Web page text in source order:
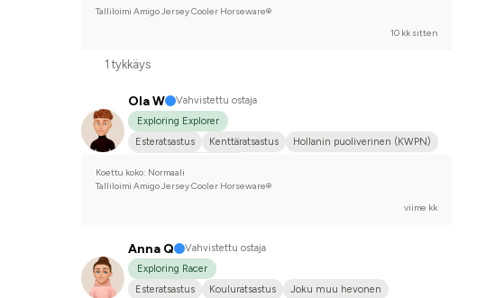
Talliloimi Amigo Jersey Cooler Horseware®
10 kk sitten
1 tykkäys
Ola W
Vahvistettu ostaja
Exploring Explorer
Esteratsastus
Kenttäratsastus
Hollanin puoliverinen (KWPN)
Koettu koko: Normaali
Talliloimi Amigo Jersey Cooler Horseware®
viime kk
Anna Q
Vahvistettu ostaja
Exploring Racer
Esteratsastus
Kouluratsastus Joku muu hevonen